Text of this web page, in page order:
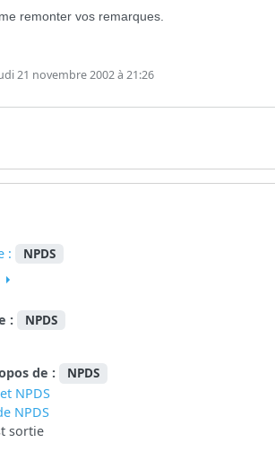
remonter vos remarques.
21 novembre 2002 à 21:26
: NPDS
: NPDS
de :
NPDS
NPDS
NPDS
sortie